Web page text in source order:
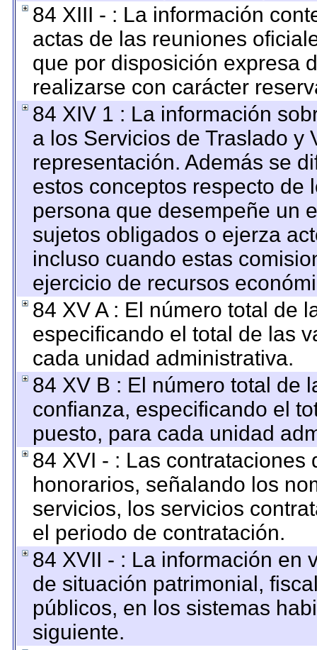
84 XIII - : La información
actas de las reuniones
que por disposición expresa
realizarse con carácter
84 XIV 1 : La información
a los Servicios de Traslado y
representación. Además se
estos conceptos respecto de
persona que desempeñe un
sujetos obligados o ejerza
incluso cuando estas
ejercicio de recursos
84 XV A : El número total de
especificando el total de las
cada unidad administrativa.
84 XV B : El número total de
confianza, especificando el
puesto, para cada unidad
84 XVI - : Las
honorarios, señalando los
servicios, los servicios
el periodo de contratación.
84 XVII - : La información en
de situación patrimonial,
públicos, en los sistemas
siguiente.